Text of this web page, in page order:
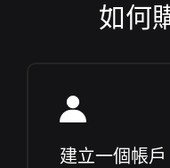
如何
建立一個帳戶